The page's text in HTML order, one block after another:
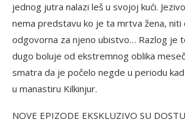
jednog jutra nalazi leš u svojoj kući.
nema predstavu ko je ta mrtva žena, niti
odgovorna za njeno ubistvo… Razlog je
dugo boluje od ekstremnog oblika
smatra da je počelo negde u periodu
u manastiru Kilkinjur.
NOVE EPIZODE EKSKLUZIVO SU